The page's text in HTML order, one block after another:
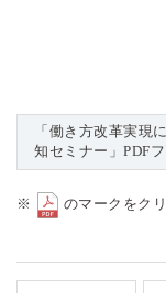
「働き方改革実現
知セミナー」PDF
※ のマークをク